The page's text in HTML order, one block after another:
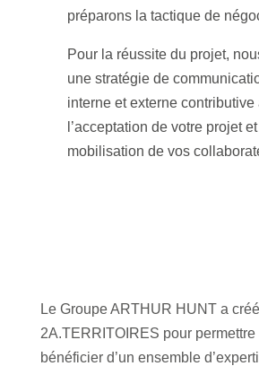
préparons la tactique de
Pour la réussite du projet,
une stratégie de
interne et externe contributive
l’acceptation de votre projet
mobilisation de vos
Le Groupe ARTHUR HUNT a
2A.TERRITOIRES pour
bénéficier d’un ensemble